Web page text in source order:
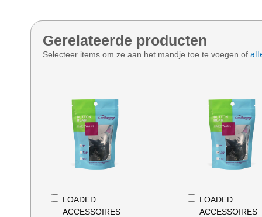
Gerelateerde producten
Selecteer items om ze aan het mandje toe te voegen of
LOADED
ACCESSOIRES
In
Winkelwagen
LOADED
ACCESSOIRES
In
Winkelwagen